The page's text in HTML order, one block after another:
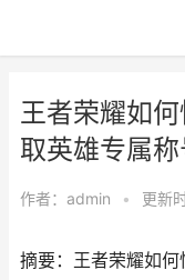
王者荣耀如
取英雄专属
作者： admin • 更新
摘要：王者荣耀如